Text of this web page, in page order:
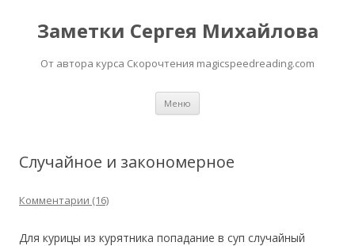
Заметки Сергея Михайлова
От автора курса Скорочтения magicspeedreading.com
Меню
Случайное и закономерное
Комментарии (16)
Для курицы из курятника попадание в суп случайный